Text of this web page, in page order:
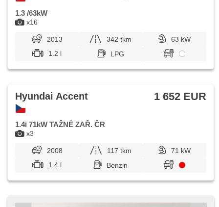
x16
1.3 /63kW
2013 342 tkm
63 kW
1.2 l
LPG
x3
Hyundai Accent 1 652 EUR
1.4i 71kW TAŽNÉ ZAŘ. ČR
2008 117 tkm
71 kW
1.4 l
Benzin